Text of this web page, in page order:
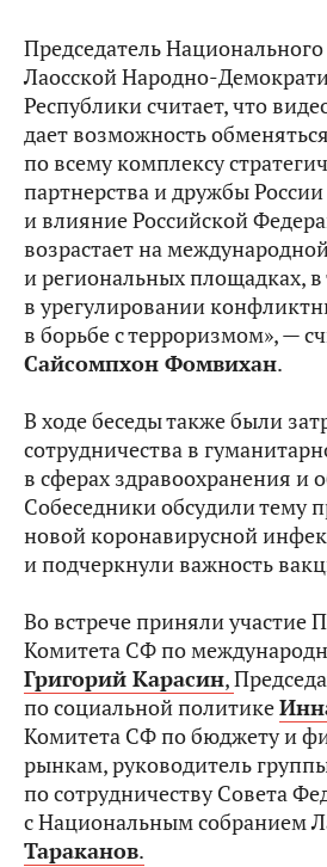
Председатель
Лаосской Народно-
Республики считает, что
дает возможность
по всему комплексу
партнерства и дружбы России
и влияние Российской
возрастает на
и региональных площадках, в
в урегулировании
в борьбе с терроризмом», —
Сайсомпхон Фомвихан.
В ходе беседы также были
сотрудничества в
в сферах здравоохранения и
Собеседники обсудили тему
новой коронавирусной
и подчеркнули важность
Во встрече приняли участие
Комитета СФ по
Григорий Карасин,
по социальной политике
Комитета СФ по бюджету и
рынкам, руководитель
по сотрудничеству Совета
с Национальным собранием
Тараканов.